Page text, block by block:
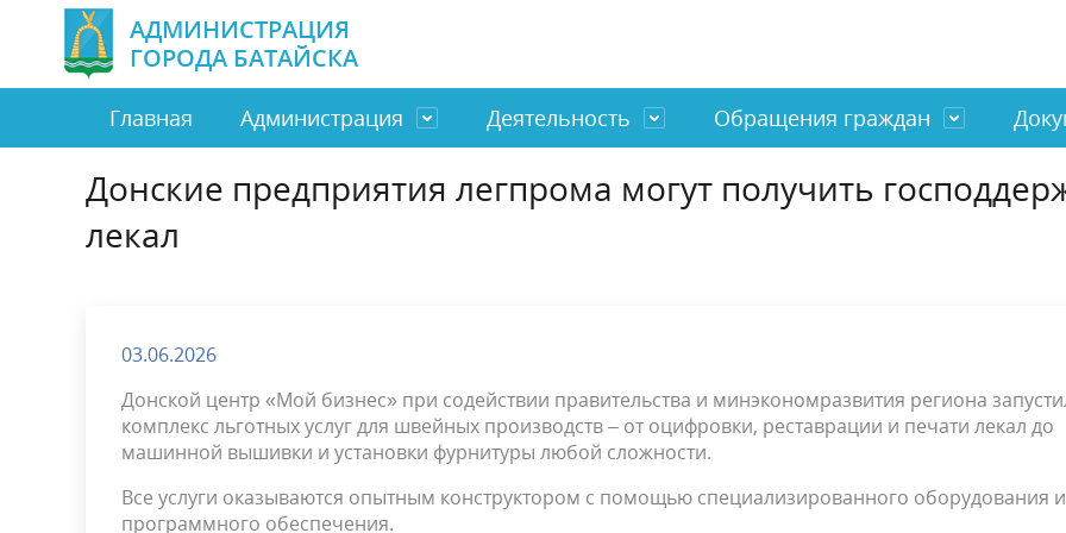
АДМИНИСТРАЦИЯ
ГОРОДА БАТАЙСКА
Главная Администрация
Глава города Батайска Заместители Главы Структура администрации
МБУ
Деятельность
Город Экономика Инвестиции
Бизнес
Антинаркотическая комиссия
Оценка регулирующего воздействия
Общественный совет
Обращения граждан
Направить обращение
Отдел по работе с обращениями
Бюджет и финансы Муниципальные программы Нормативные акты
Муниципальная служба
Донские предприятия легпрома могут получить
лекал
03.06.2026
Донской центр «Мой бизнес» при содействии правительства и минэкономразвития региона
комплекс льготных услуг для швейных производств – от оцифровки, реставрации и печати лекал до
машинной вышивки и установки фурнитуры любой сложности.
Все услуги оказываются опытным конструктором с помощью специализированного оборудования и
программного обеспечения.